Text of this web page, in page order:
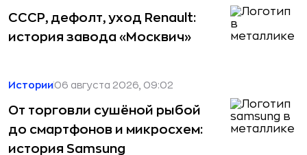
СССР, дефолт, уход Renault:
история завода «Москвич»
Истории 06 августа 2026, 09:02
От торговли сушёной рыбой
до смартфонов и микросхем:
история Samsung